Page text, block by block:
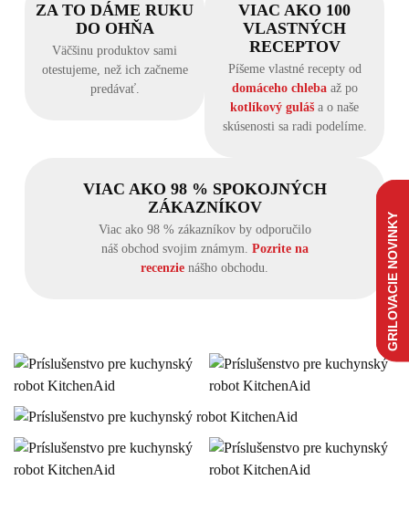
GRILOVACIE NOVINKY
ZA TO DÁME RUKU
DO OHŇA
Väčšinu produktov sami
otestujeme, než ich začneme
predávať.
VIAC AKO 100
VLASTNÝCH
RECEPTOV
Píšeme vlastné recepty od
domáceho chlebaaž po
kotlíkový guláš a o naše
skúsenosti sa radi podelíme.
VIAC AKO 98 % SPOKOJNÝCH
ZÁKAZNÍKOV
Viac ako 98 % zákazníkov by odporučilo
náš obchod svojim známym. Pozrite na
recenzie nášho obchodu.